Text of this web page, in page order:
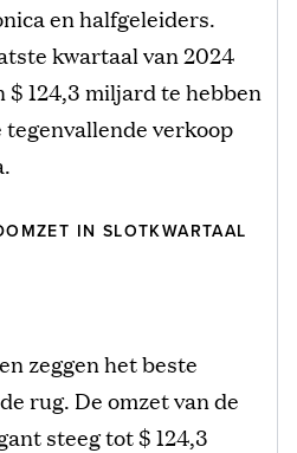
en halfgeleiders.
kwartaal van 2024
$ 124,3 miljard te hebben
verkoop
IN SLOTKWARTAAL
zeggen het beste
rug. De omzet van de
steeg tot $ 124,3